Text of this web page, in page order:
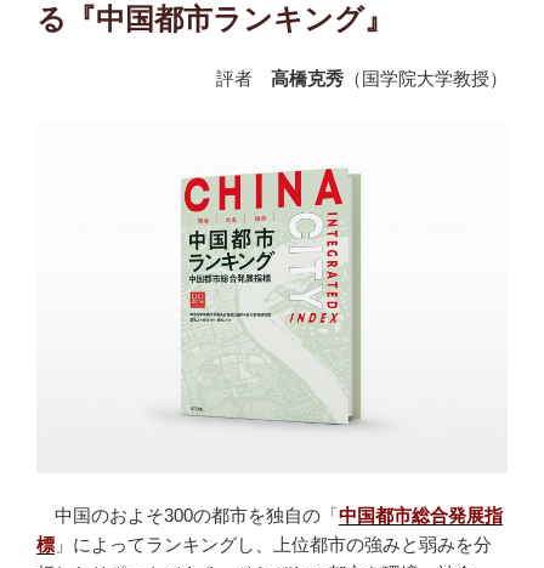
る『中国都市ランキング』
評者 高橋克秀 （国学院大学教授）
中国のおよそ300の都市を独自の「中国都市総合発展指
標 」によってランキングし、上位都市の強みと弱みを分